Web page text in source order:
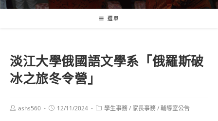
選單
淡江大學俄國語文學系「俄羅斯破
冰之旅冬令營」
Postashs560
Post12/11/2024
Post學生事務/ 家長事務/輔導室公告